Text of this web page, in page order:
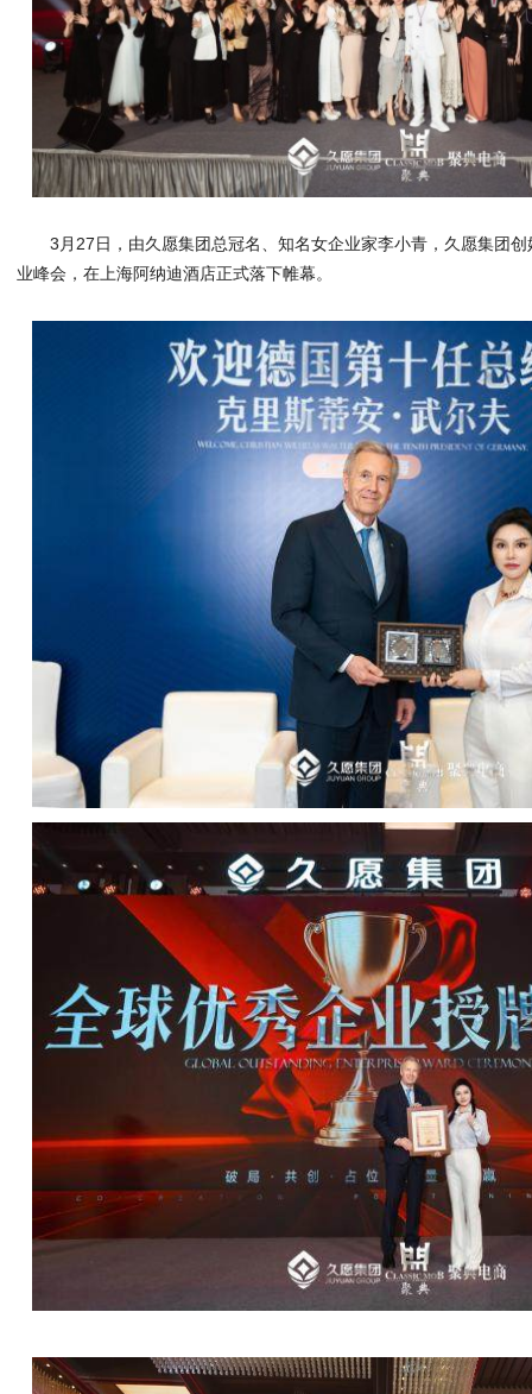
3月27日，由久愿集团总冠名、知名女企业家李小青，久愿集团
业峰会，在上海阿纳迪酒店正式落下帷幕。